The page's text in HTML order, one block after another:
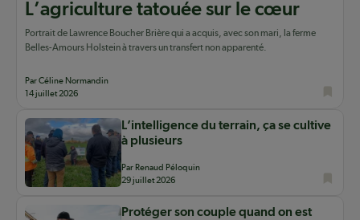
L’agriculture tatouée sur le cœur
Portrait de Lawrence Boucher Brière qui a acquis, avec son mari, la ferme
Belles-Amours Holstein à travers un transfert non apparenté.
Par Céline Normandin
14 juillet 2026
L’intelligence du terrain, ça se cultive
à plusieurs
Par Renaud Péloquin
29 juillet 2026
Protéger son couple quand on est